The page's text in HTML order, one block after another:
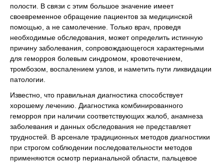
полости. В связи с этим большое значение имеет
своевременное обращение пациентов за медицинской
помощью, а не самолечение. Только врач, проведя
необходимые обследования, может определить истинную
причину заболевания, сопровождающегося характерными
для геморроя болевым синдромом, кровотечением,
тромбозом, воспалением узлов, и наметить пути ликвидации
патологии.
Известно, что правильная диагностика способствует
хорошему лечению. Диагностика комбинированного
геморроя при наличии соответствующих жалоб, анамнеза
заболевания и данных обследования не представляет
трудностей. В арсенале традиционных методов диагностики
при строгом соблюдении последовательности методов
применяются осмотр перианальной области, пальцевое